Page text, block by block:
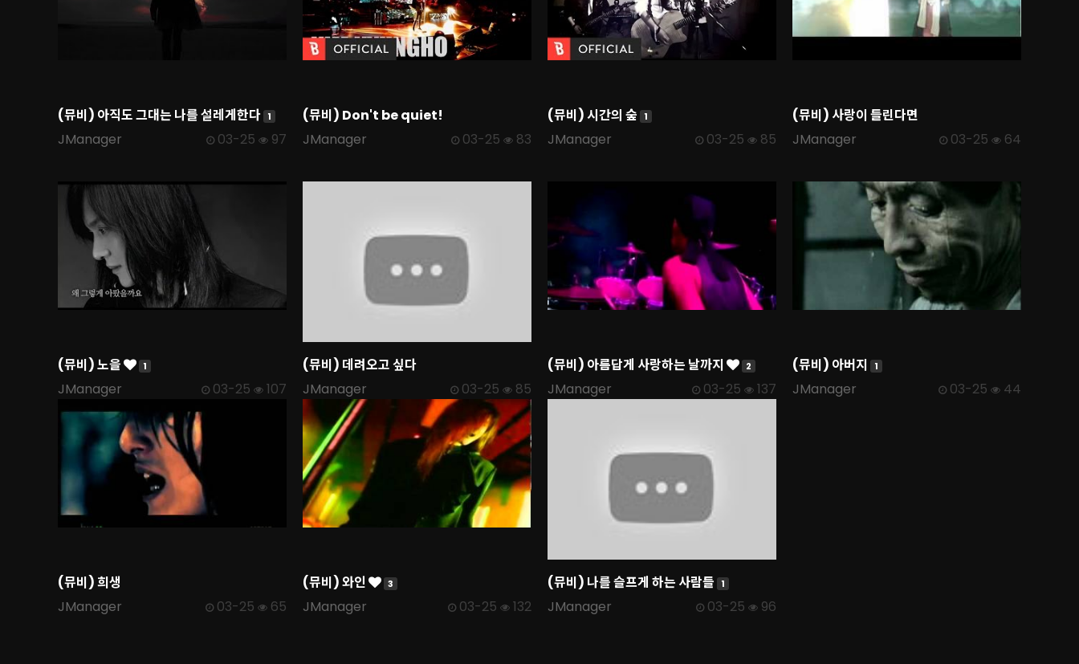
(뮤비) 아직도 그대는 나를 설레게한다 1
JManager 03-25 97
(뮤비) Don't be quiet!
JManager
03-25 83
(뮤비) 시간의 숲 1
JManager 03-25 85
(뮤비) 사랑이 들린다면
JManager
03-25 64
(뮤비) 노을 1
JManager 03-25 107
(뮤비) 데려오고 싶다
JManager
03-25 85
(뮤비) 아름답게 사랑하는 날까지 2
JManager 03-25 137
(뮤비) 아버지 1
JManager 03-25 44
(뮤비) 희생
JManager
03-25 65
(뮤비) 와인 3
JManager 03-25 132
(뮤비) 나를 슬프게 하는 사람들 1
JManager 03-25 96